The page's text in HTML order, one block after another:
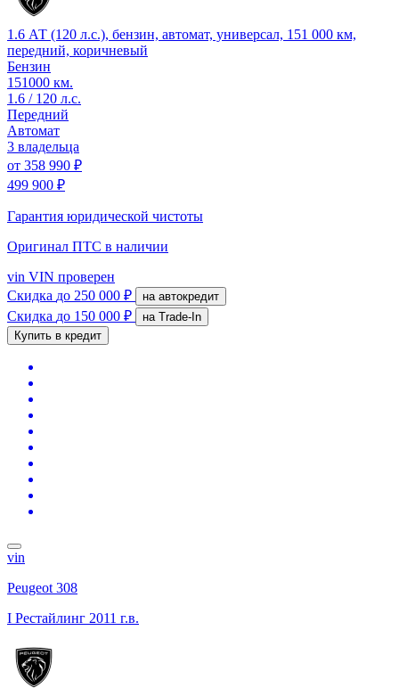
1.6 АТ (120 л.с.), бензин, автомат, универсал, 151 000 км,
передний, коричневый
Бензин
151000 км.
1.6 / 120 л.с.
Передний
Автомат
3 владельца
от 358 990 ₽
499 900 ₽
Гарантия юридической чистоты
Оригинал ПТС в наличии
vin VIN проверен
Скидка до 250 000 ₽ на автокредит
Скидка до 150 000 ₽
на Trade-In
Купить в кредит
vin
Peugeot 308
I Рестайлинг 2011 г.в.